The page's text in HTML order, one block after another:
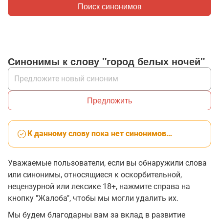
Поиск синонимов
Синонимы к слову "город белых ночей"
Предложить
К данному слову пока нет синонимов…
Уважаемые пользователи, если вы обнаружили слова
или синонимы, относящиеся к оскорбительной,
нецензурной или лексике 18+, нажмите справа на
кнопку "Жалоба", чтобы мы могли удалить их.
Мы будем благодарны вам за вклад в развитие